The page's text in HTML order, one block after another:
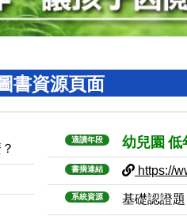
書資源頁面
適讀年段 幼兒園 低
書摘連結 https://
系統資源 基礎認證